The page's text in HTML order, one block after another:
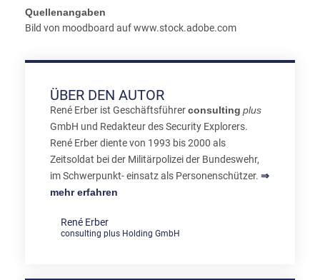
Quellenangaben
Bild von moodboard auf www.stock.adobe.com
ÜBER DEN AUTOR
René Erber ist Geschäftsführerconsulting plus
GmbH und Redakteur des Security Explorers.
René Erber diente von 1993 bis 2000 als
Zeitsoldat bei der Militärpolizei der Bundeswehr,
im Schwerpunkt- einsatz als Personenschützer. ⇒
mehr erfahren
René Erber
consulting plus Holding GmbH